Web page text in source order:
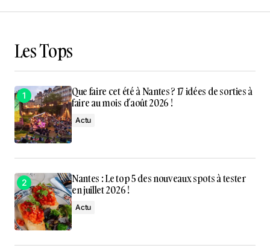
Les Tops
Que faire cet été à Nantes ? 17 idées de sorties à
faire au mois d’août 2026 !
Actu
Nantes : Le top 5 des nouveaux spots à tester
en juillet 2026 !
Actu